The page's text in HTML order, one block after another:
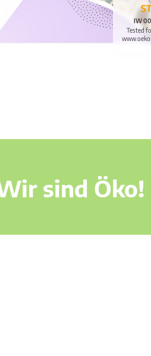
IW
Tested
sind Öko!